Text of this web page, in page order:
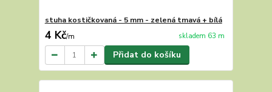
stuha kostičkovaná - 5 mm - zelená tmavá + bílá
4 Kč/m skladem 63 m
Přidat do košíku